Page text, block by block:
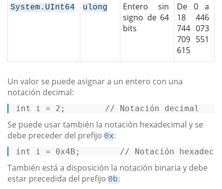
System.UInt64 ulong
Entero sin
signo de 64
bits
De 0 a
18 446
744 073
709 551
615
Un valor se puede asignar a un entero con una
notación decimal:
int i = 2 ; // Notación decimal
Se puede usar también la notación hexadecimal y se
debe preceder del prefijo 0x:
int i = 0x4B ; // Notación
También está a disposición la notación binaria y debe
estar precedida del prefijo 0b: